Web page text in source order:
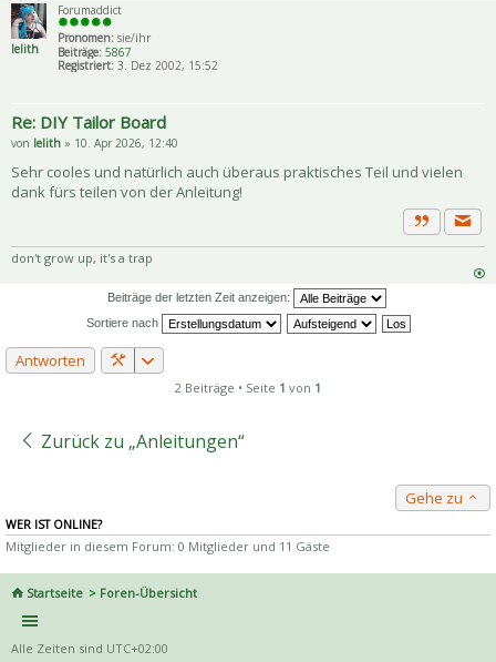
lelith
Forumaddict
Pronomen: sie/ihr
Beiträge: 5867
Registriert: 3. Dez 2002, 15:52
Re: DIY Tailor Board
von lelith » 10. Apr 2026, 12:40
Sehr cooles und natürlich auch überaus praktisches Teil und vielen
dank fürs teilen von der Anleitung!
Zitat
don't grow up, it's a trap
Beiträge der letzten Zeit anzeigen:
Sortiere nach
Antworten
2 Beiträge • Seite 1 von 1
Zurück zu „Anleitungen“
Gehe zu
WER IST ONLINE?
Mitglieder in diesem Forum: 0 Mitglieder und 11 Gäste
Startseite Foren-Übersicht
Alle Zeiten sind UTC+02:00